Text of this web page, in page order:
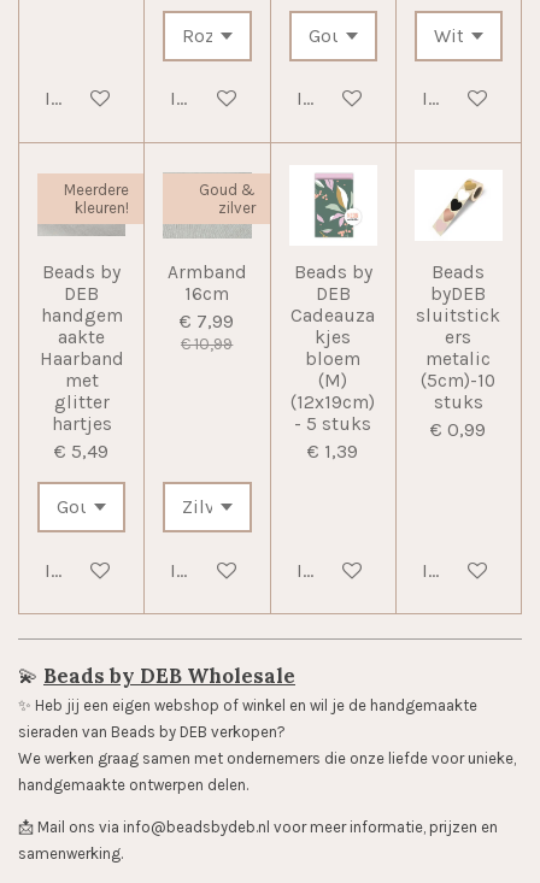
In winkelwagenIn winkelwagenIn winkelwagenIn
Meerdere
kleuren!
Beads by
DEB
handgem
aakte
Haarband
met
glitter
hartjes
€ 5,49
In winkelwagen
Goud &
zilver
Armband
16cm
€ 7,99
€ 10,99
In winkelwagen
Beads by
DEB
Cadeauza
kjes
bloem
(M)
(12x19cm)
- 5 stuks
€ 1,39
In winkelwagen
Beads
byDEB
sluitstick
ers
metalic
(5cm)-10
stuks
€ 0,99
In
💫 Beads by DEB Wholesale
✨️ Heb jij een eigen webshop of winkel en wil je de handgemaakte
sieraden van Beads by DEB verkopen?
We werken graag samen met ondernemers die onze liefde voor unieke,
handgemaakte ontwerpen delen.
📩 Mail ons via info@beadsbydeb.nl voor meer informatie, prijzen en
samenwerking.